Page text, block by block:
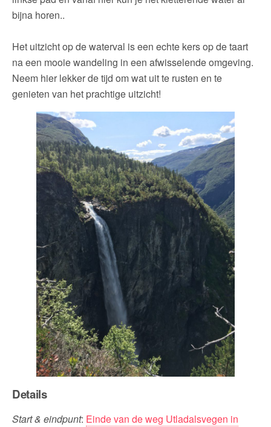
bijna horen..
Het uitzicht op de waterval is een echte kers op de taart
na een mooie wandeling in een afwisselende omgeving.
Neem hier lekker de tijd om wat uit te rusten en te
genieten van het prachtige uitzicht!
Details
Start & eindpunt: Einde van de weg Utladalsvegen in